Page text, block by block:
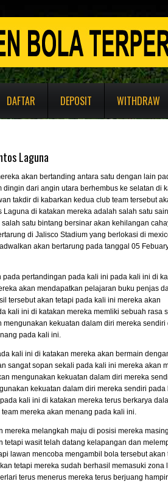
DAFTAR DEPOSIT WITHDRAW
Laguna
akan bertanding antara satu dengan lain
dari angin utara berhembus ke selatan di
takdir di kabarkan kedua club team tersebut
Laguna di katakan mereka adalah salah satu
satu bintang bersinar akan kehilangan
di Jalisco Stadium yang berlokasi di
akan bertarung pada tanggal 05
pertandingan pada kali ini pada kali ini di
akan mendapatkan pelajaran buku penjas
tersebut akan tetapi pada kali ini mereka akan
kali ini di katakan mereka memliki sebuah rasa
kekuatan dalam diri mereka sendiri
pada kali ini.
kali ini di katakan mereka akan bermain
sangat sopan sekali pada kali ini mereka akan
mengunakan kekuatan dalam diri mereka
kekuatan dalam diri mereka sendiri pada
kali ini di katakan mereka terus berkarya
mereka akan menang pada kali ini.
melangkah maju di posisi mereka
wasit telah datang kelapangan dan
lawan mencoba mengambil bola tersebut akan
tetapi mereka sudah berhasil memasuki zona
terus menerus mereka terus berjuang